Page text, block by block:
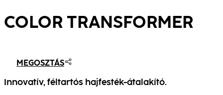
COLOR TRANS­FORMER
MEGOSZTÁS
Innovatív, féltartós hajfesték-átalakító.